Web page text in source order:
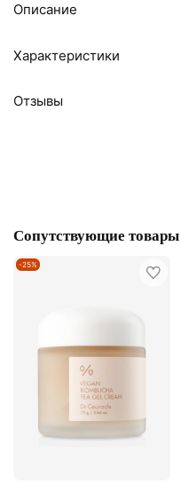
Описание
Характеристики
Отзывы
Сопутствующие товары
-25%